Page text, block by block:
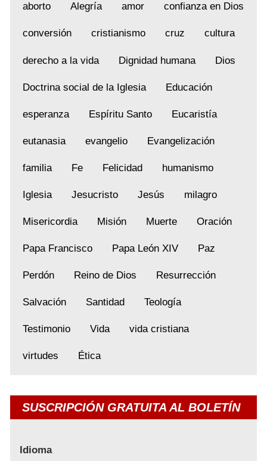
aborto Alegría amor confianza en Dios
conversión cristianismo cruz cultura
derecho a la vida Dignidad humana Dios
Doctrina social de la Iglesia Educación
esperanza Espíritu Santo Eucaristía
eutanasia evangelio Evangelización
familia Fe Felicidad humanismo
Iglesia Jesucristo Jesús milagro
Misericordia Misión Muerte Oración
Papa Francisco Papa León XIV Paz
Perdón Reino de Dios Resurrección
Salvación Santidad Teología
Testimonio Vida vida cristiana
virtudes Ética
SUSCRIPCIÓN GRATUITA AL BOLETÍN
Idioma